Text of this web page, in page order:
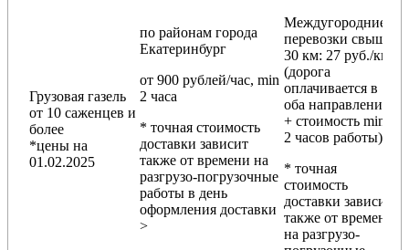
Грузовая газель
от 10 саженцев и
более
*цены на
01.02.2025
по районам города
Екатеринбург
от 900 рублей/час, min
2 часа
* точная стоимость
доставки зависит
также от времени на
разгрузо-погрузочные
работы в день
оформления доставки
>
Междугородние
перевозки свыше
30 км: 27 руб./км
(дорога
оплачивается в
оба направления
+ стоимость min
2 часов работы)
* точная
стоимость
доставки зависит
также от времени
на разгрузо-